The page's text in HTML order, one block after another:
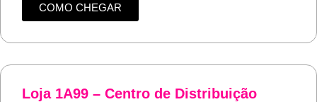
COMO CHEGAR
Loja 1A99 – Centro de Distribuição